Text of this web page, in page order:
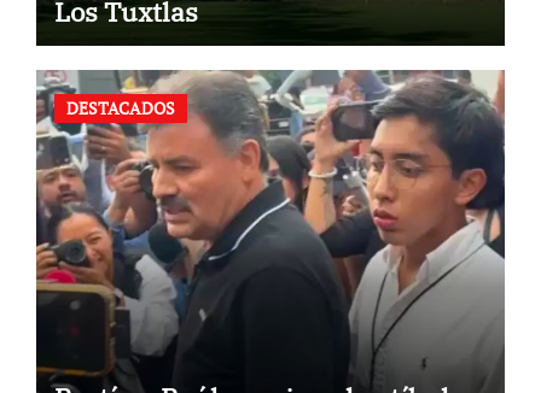
Los Tuxtlas
DESTACADOS